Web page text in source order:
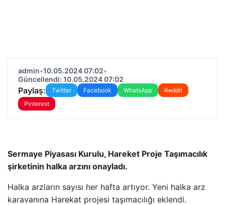
admin•10.05.2024 07:02•
Güncellendi: 10.05.2024 07:02
Paylaş: Twitter Facebook WhatsApp
Reddit
Pinterest
Sermaye Piyasası Kurulu, Hareket Proje Taşımacılık
şirketinin halka arzını onayladı.
Halka arzların sayısı her hafta artıyor. Yeni halka arz
karavanına Harekat projesi taşımacılığı eklendi.